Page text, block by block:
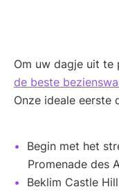
Om uw dagje uit te
de beste
Onze ideale eerste
Begin met het
Promenade des
Beklim Castle